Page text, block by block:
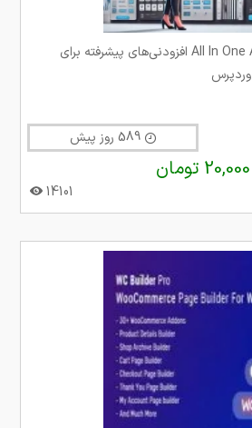
All In One Addons for WPBakery افزودنی‌های پیشرفته برای
589 روز پیش
20,000 تومان
14101